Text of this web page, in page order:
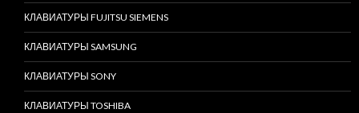
КЛАВИАТУРЫ FUJITSU SIEMENS
КЛАВИАТУРЫ SAMSUNG
КЛАВИАТУРЫ SONY
КЛАВИАТУРЫ TOSHIBA